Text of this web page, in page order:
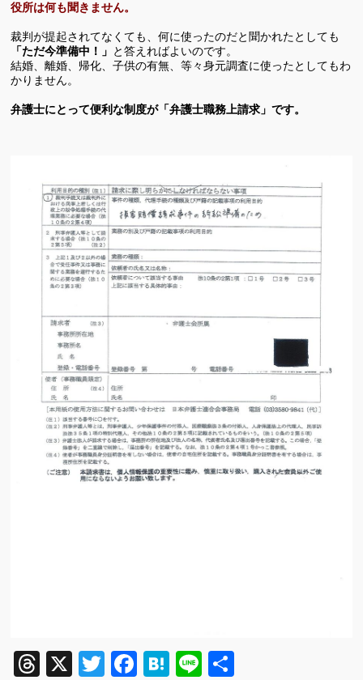
役所は何も聞きません。
裁判が提起されてなくても、何に使ったのだと聞かれたとしても
「ただ今準備中！」 と答えればよいのです。
結婚、離婚、帰化、子供の有無、等々身元調査に使ったとしてもわ
かりません。
弁護士にとって便利な制度が「弁護士職務上請求」です。
Threads
X TwitterFacebook
Hatena
Line